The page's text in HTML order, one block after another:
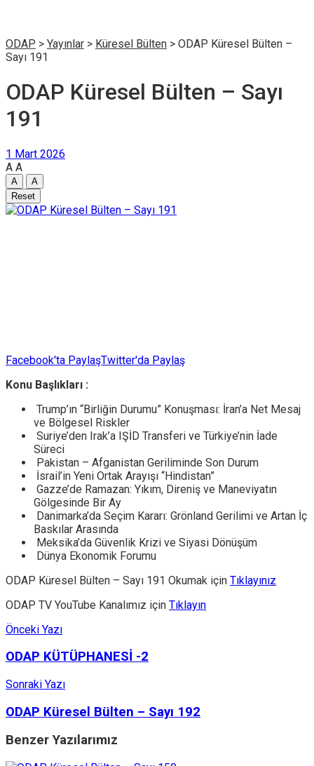
ODAP > Yayınlar > Küresel Bülten > ODAP Küresel Bülten –
Sayı 191
ODAP Küresel Bülten – Sayı
191
1 Mart 2026
A A
A
A
Reset
Facebook'ta PaylaşTwitter'da Paylaş
Konu Başlıkları :
Trump’ın “Birliğin Durumu” Konuşması: İran’a Net Mesaj
ve Bölgesel Riskler
Suriye’den Irak’a IŞİD Transferi ve Türkiye’nin İade
Süreci
Pakistan – Afganistan Geriliminde Son Durum
İsrail’in Yeni Ortak Arayışı “Hindistan”
Gazze’de Ramazan: Yıkım, Direniş ve Maneviyatın
Gölgesinde Bir Ay
Danimarka’da Seçim Kararı: Grönland Gerilimi ve Artan İç
Baskılar Arasında
Meksika’da Güvenlik Krizi ve Siyasi Dönüşüm
Dünya Ekonomik Forumu
ODAP Küresel Bülten – Sayı 191 Okumak için Tıklayınız
ODAP TV YouTube Kanalımız için Tıklayın
Önceki Yazı
ODAP KÜTÜPHANESİ -2
Sonraki Yazı
ODAP Küresel Bülten – Sayı 192
BenzerYazılarımız